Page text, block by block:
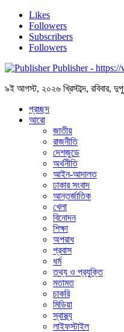
Likes
Followers
Subscribers
Followers
Publisher -
৯ই আগস্ট, ২০২৬ খ্রিস্টাব্দ, রবিবার,
প্রচ্ছদ
আরো
জাতীয়
রাজনীতি
দেশজুডে
অর্থনীতি
আইন-আদালত
ঢাকার সংবাদ
আন্তর্জাতিক
খেলা
বিনোদন
শিক্ষা
অপরাধ
প্রবাস
ধর্ম
তথ্য ও প্রযুক্তি
মতামত
চাকরি
মিডিয়া
স্বাস্থ্য
লাইফস্টাইল